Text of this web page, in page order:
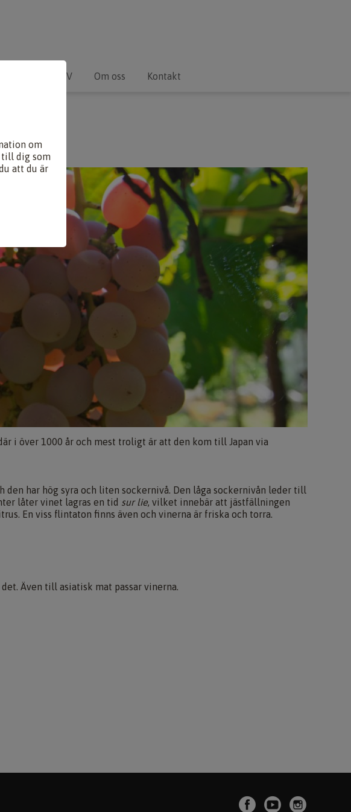
Webb-TV Om oss Kontakt
i över 1000 år och mest troligt är att den kom till Japan via
har hög syra och liten sockernivå. Den låga sockernivån leder till
låter vinet lagras en tid sur lie, vilket innebär att jästfällningen
En viss flintaton finns även och vinerna är friska och torra.
Även till asiatisk mat passar vinerna.
om
dig som
att du är